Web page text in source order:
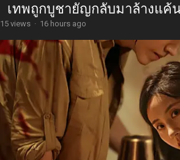
เทพถูกบูชายัญกลับมาล้างแค้
15 views · 16 hours ago